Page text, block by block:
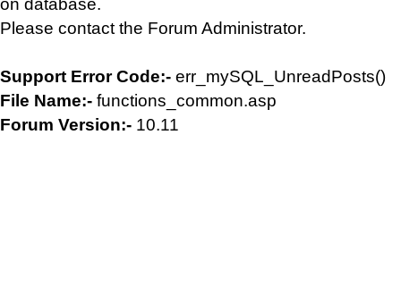
Please contact the Forum Administrator.
Support Error Code:- err_mySQL_UnreadPosts()
File Name:- functions_common.asp
Forum Version:- 10.11